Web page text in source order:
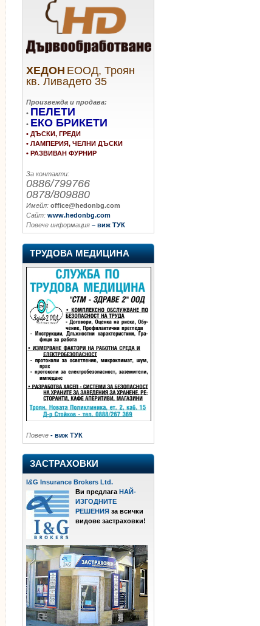
ХЕДОН ЕООД, Троян
кв. Ливадето 35
Произвежда и продава:
• ПЕЛЕТИ
• ЕКО БРИКЕТИ
• ДЪСКИ, ГРЕДИ
• ЛАМПЕРИЯ, ЧЕЛНИ ДЪСКИ
• РАЗВИВАН ФУРНИР
За контакти:
0886/799766
0878/809880
Имейл: office@hedonbg.com
Сайт: www.hedonbg.com
Повече информация – виж ТУК
ТРУДОВА МЕДИЦИНА
Повече - виж ТУК
ЗАСТРАХОВКИ
I&G Insurance Brokers Ltd.
Ви предлага НАЙ-
ИЗГОДНИТЕ
РЕШЕНИЯ за всички
видове застраховки!